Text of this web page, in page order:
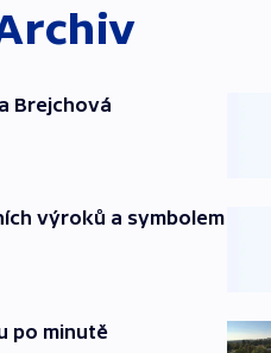
Brejchová
výroků a symbolem
po minutě